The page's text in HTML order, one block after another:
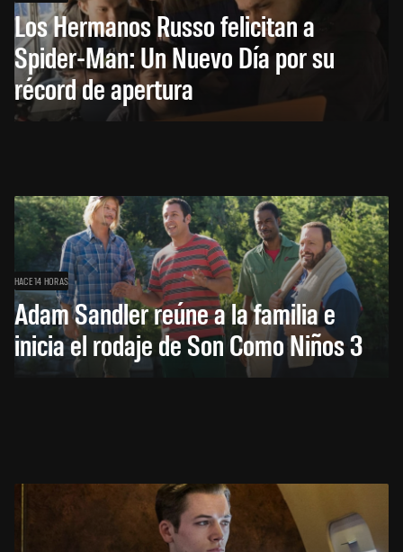
Los Hermanos Russo felicitan a
Spider-Man: Un Nuevo Día por su
récord de apertura
HACE 14 HORAS
Adam Sandler reúne a la familia e
inicia el rodaje de Son Como Niños 3